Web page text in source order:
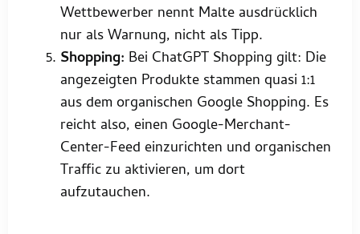
Wettbewerber nennt Malte ausdrücklich
nur als Warnung, nicht als Tipp.
Shopping: Bei ChatGPT Shopping gilt: Die
angezeigten Produkte stammen quasi 1:1
aus dem organischen Google Shopping. Es
reicht also, einen Google-Merchant-
Center-Feed einzurichten und organischen
Traffic zu aktivieren, um dort
aufzutauchen.